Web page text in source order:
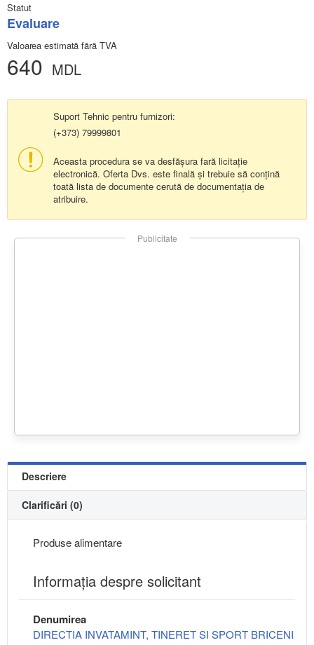
Statut
Evaluare
Valoarea estimată fără TVA
640 MDL
Suport Tehnic pentru furnizori:
(+373) 79999801
Aceasta procedura se va desfășura fară licitație
electronică. Oferta Dvs. este finală și trebuie să conțină
toată lista de documente cerută de documentația de
atribuire.
Publicitate
Descriere
Clarificări (0)
Produse alimentare
Informaţia despre solicitant
Denumirea
DIRECTIA INVATAMINT, TINERET SI SPORT BRICENI